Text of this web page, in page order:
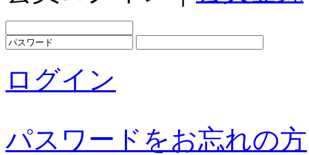
ログイン
パスワードをお忘れの方